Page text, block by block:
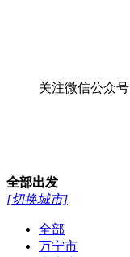
关注微信公众号
全部出发
[切换城市]
全部
万宁市